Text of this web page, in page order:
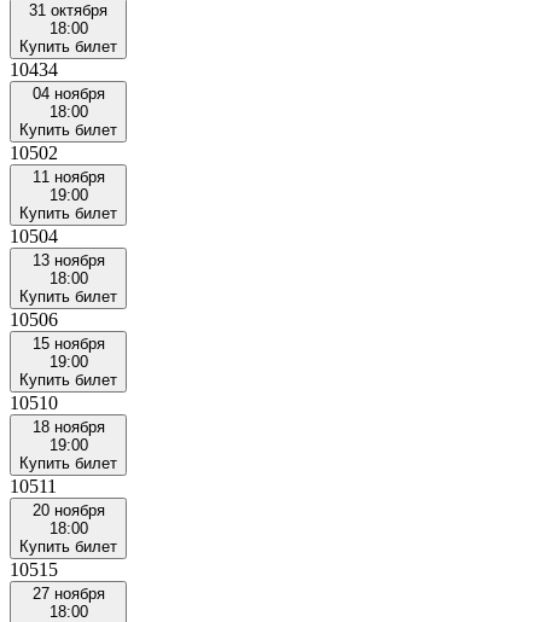
31 октября
18:00
Купить билет
10434
04 ноября
18:00
Купить билет
10502
11 ноября
19:00
Купить билет
10504
13 ноября
18:00
Купить билет
10506
15 ноября
19:00
Купить билет
10510
18 ноября
19:00
Купить билет
10511
20 ноября
18:00
Купить билет
10515
27 ноября
18:00